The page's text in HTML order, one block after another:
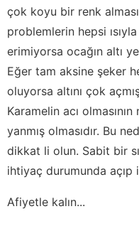
çok koyu bir renk alması
problemlerin hepsi
erimiyorsa ocağın altı
Eğer tam aksine şeker
oluyorsa altını çok
Karamelin acı
yanmış olmasıdır. Bu
dikkat li olun. Sabit bir
ihtiyaç durumunda açıp
Afiyetle kalın...